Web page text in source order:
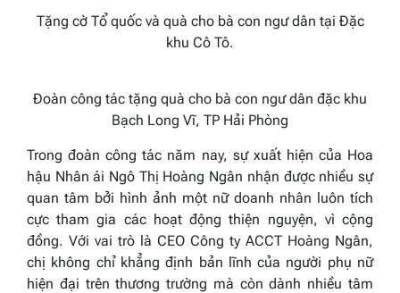
Tặng cờ Tổ quốc và quà cho bà con ngư dân tại Đặc
khu Cô Tô.
Đoàn công tác tặng quà cho bà con ngư dân đặc khu
Bạch Long Vĩ, TP Hải Phòng
Trong đoàn công tác năm nay, sự xuất hiện của Hoa
hậu Nhân ái Ngô Thị Hoàng Ngân nhận được nhiều sự
quan tâm bởi hình ảnh một nữ doanh nhân luôn tích
cực tham gia các hoạt động thiện nguyện, vì cộng
đồng. Với vai trò là CEO Công ty ACCT Hoàng Ngân,
chị không chỉ khẳng định bản lĩnh của người phụ nữ
hiện đại trên thương trường mà còn dành nhiều tâm